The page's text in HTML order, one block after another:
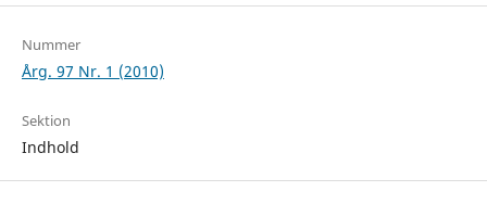
Nummer
Årg. 97 Nr. 1 (2010)
Sektion
Indhold